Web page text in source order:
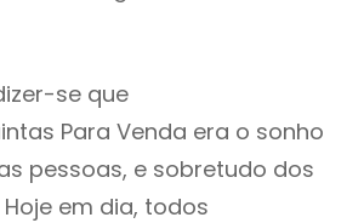
se que
Para Venda era o sonho
pessoas, e sobretudo dos
em dia, todos